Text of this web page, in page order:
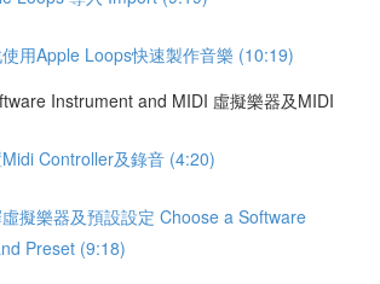
用Apple Loops快速製作音樂 (10:19)
Instrument and MIDI 虛擬樂器及MIDI
Controller及錄音 (4:20)
擬樂器及預設設定 Choose a Software
Preset (9:18)